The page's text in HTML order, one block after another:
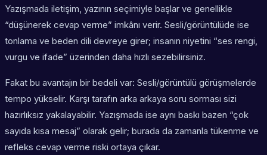
Yazışmada iletişim, yazının seçimiyle başlar ve genellikle
“düşünerek cevap verme” imkânı verir. Sesli/görüntülüde ise
tonlama ve beden dili devreye girer; insanın niyetini “ses rengi,
vurgu ve ifade” üzerinden daha hızlı sezebilirsiniz.
Fakat bu avantajın bir bedeli var: Sesli/görüntülü görüşmelerde
tempo yükselir. Karşı tarafın arka arkaya soru sorması sizi
hazırlıksız yakalayabilir. Yazışmada ise aynı baskı bazen “çok
sayıda kısa mesaj” olarak gelir; burada da zamanla tükenme ve
refleks cevap verme riski ortaya çıkar.